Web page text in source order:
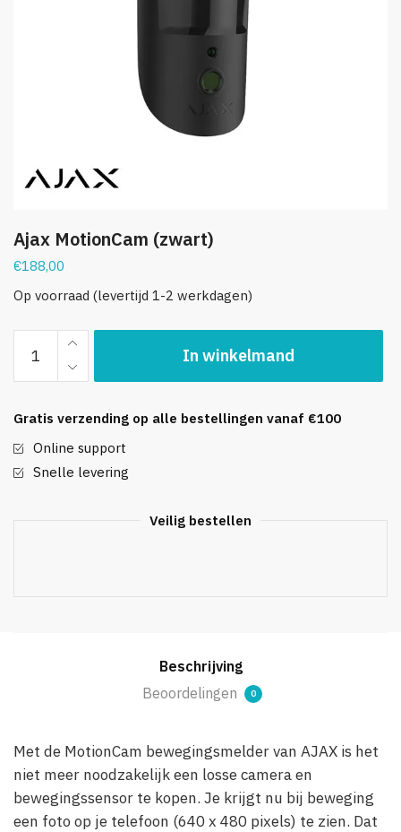
Ajax MotionCam (zwart)
€188,00
Op voorraad (levertijd 1-2 werkdagen)
MotionCam
(zwart)
In winkelmand
Gratis verzending op alle bestellingen vanaf €100
Online support
Snelle levering
Veilig bestellen
Beschrijving
Beoordelingen
0
Met de MotionCam bewegingsmelder van AJAX is het
niet meer noodzakelijk een losse camera en
bewegingssensor te kopen. Je krijgt nu bij beweging
een foto op je telefoon (640 x 480 pixels) te zien. Dat